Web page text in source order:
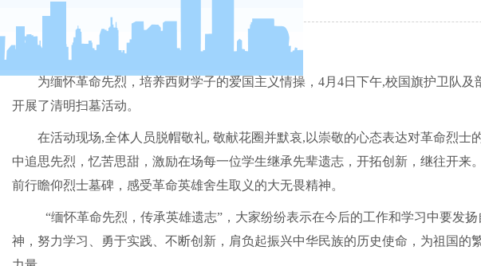
为缅怀革命先烈，培养西财学子的爱国主义情操， 4月 4日下午,校国旗护卫队及
开展了清明扫墓活动。
在活动现场,全体人员脱帽敬礼, 敬献花圈并默哀, 以崇敬的心态表达对革命烈士
中追思先烈，忆苦思甜，激励在场每一位学生继承先辈遗志，开拓创新，继往开来
前行瞻仰烈士墓碑，感受革命英雄舍生取义的大无畏精神。
“缅怀革命先烈，传承英雄遗志”，大家纷纷表示在今后的工作和学习中要发
神，努力学习、勇于实践、不断创新，肩负起振兴中华民族的历史使命，为祖国的